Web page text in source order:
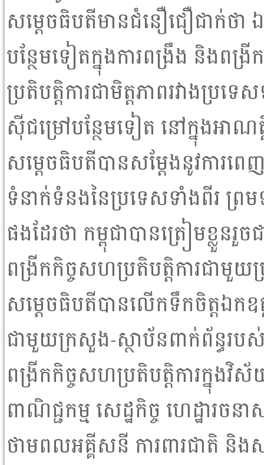
សម្ដេចធិបតីមានជំនឿជឿជាក់ថ
បន្ថែមទៀតក្នុងការពង្រឹង និងព
ប្រតិបត្តិការជាមិត្តភាពរវាងប្រ
ស៊ីជម្រៅបន្ថែមទៀត នៅក្នុងអាណ
សម្ដេចធិបតីបានសម្ដែងនូវការពេ
ទំនាក់ទំនងនៃប្រទេសទាំងពីរ ព្រ
ផងដែរថា កម្ពុជាបានត្រៀមខ្លួនរួ
ពង្រីកកិច្ចសហប្រតិបត្តិការជា
សម្តេចធិបតីបានលើកទឹកចិត្តឯកឧត្
ជាមួយក្រសួង-ស្ថាប័នពាក់ព័ន្ធរបស់
ពង្រីកកិច្ចសហប្រតិបត្តិការក្នុង
ពាណិជ្ជកម្ម សេដ្ឋកិច្ច ហេដ្ឋារចន
ថាមពលអគ្គីសនី ការពារជាតិ និ